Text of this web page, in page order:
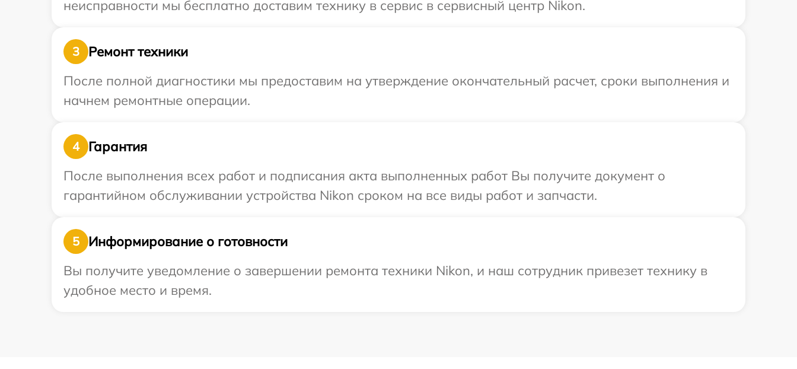
неисправности мы бесплатно доставим технику в сервис в сервисный центр Nikon.
3
Ремонт техники
После полной диагностики мы предоставим на утверждение окончательный расчет, сроки выполнения и
начнем ремонтные операции.
4
Гарантия
После выполнения всех работ и подписания акта выполненных работ Вы получите документ о
гарантийном обслуживании устройства Nikon сроком на все виды работ и запчасти.
5
Информирование о готовности
Вы получите уведомление о завершении ремонта техники Nikon, и наш сотрудник привезет технику в
удобное место и время.